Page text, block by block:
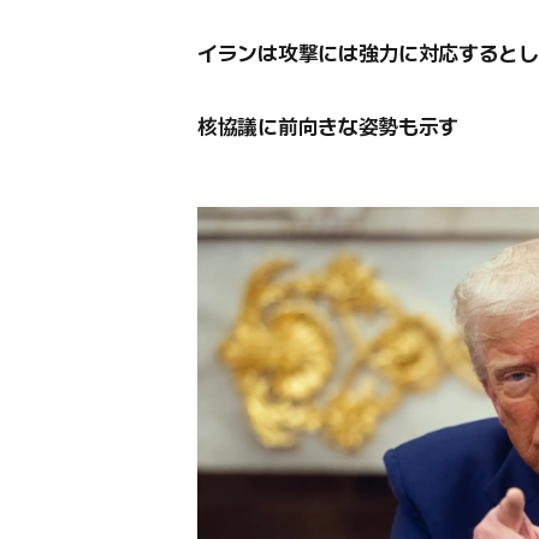
イランは攻撃には強力に対応すると
核協議に前向きな姿勢も示す